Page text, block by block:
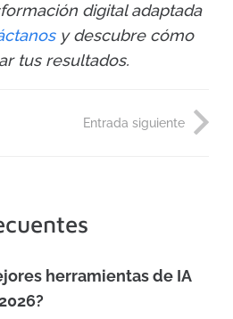
digital adaptada
y descubre cómo
tus resultados.
Entrada siguiente
herramientas de IA